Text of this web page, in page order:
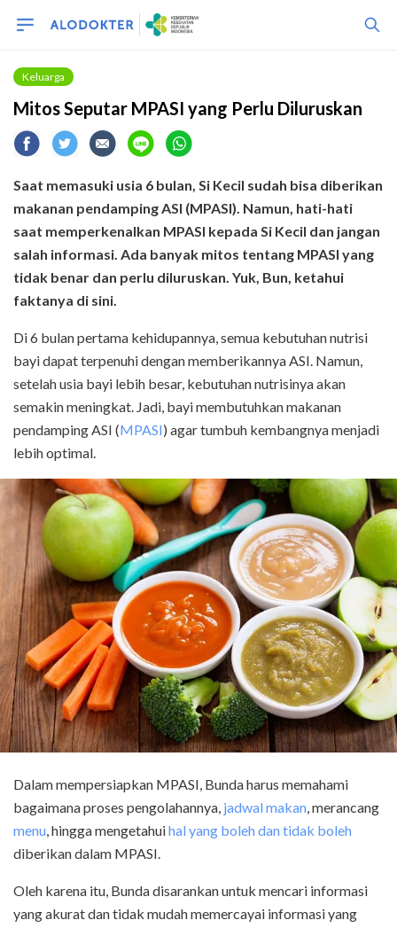
Keluarga
Mitos Seputar MPASI yang Perlu Diluruskan
Saat memasuki usia 6 bulan, Si Kecil sudah bisa diberikan
makanan pendamping ASI (MPASI). Namun, hati-hati
saat memperkenalkan MPASI kepada Si Kecil dan jangan
salah informasi. Ada banyak mitos tentang MPASI yang
tidak benar dan perlu diluruskan. Yuk, Bun, ketahui
faktanya di sini.
Di 6 bulan pertama kehidupannya, semua kebutuhan nutrisi
bayi dapat terpenuhi dengan memberikannya ASI. Namun,
setelah usia bayi lebih besar, kebutuhan nutrisinya akan
semakin meningkat. Jadi, bayi membutuhkan makanan
pendamping ASI (MPASI) agar tumbuh kembangnya menjadi
lebih optimal.
Dalam mempersiapkan MPASI, Bunda harus memahami
bagaimana proses pengolahannya, jadwal makan, merancang
menu, hingga mengetahuihal yang boleh dan tidak boleh
diberikan dalam MPASI.
Oleh karena itu, Bunda disarankan untuk mencari informasi
yang akurat dan tidak mudah memercayai informasi yang